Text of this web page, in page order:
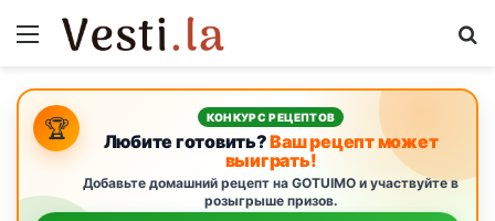
Menu
🏆 КОНКУРС РЕЦЕПТОВ
Любите готовить?Ваш рецепт может
выиграть!
Добавьте домашний рецепт на GOTUIMO и участвуйте в
розыгрыше призов.